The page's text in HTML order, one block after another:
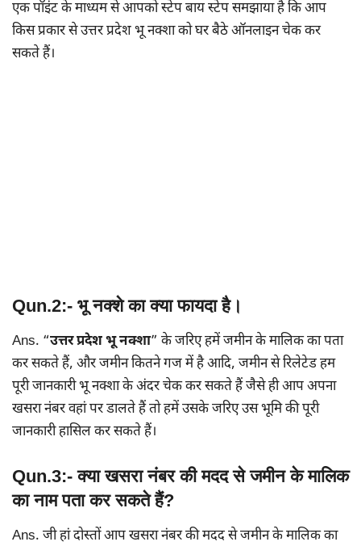
एक पॉइंट के माध्यम से आपको स्टेप बाय स्टेप समझाया है कि आप
किस प्रकार से उत्तर प्रदेश भू नक्शा को घर बैठे ऑनलाइन चेक कर
सकते हैं।
Qun.2:- भू नक्शे का क्या फायदा है।
Ans. “उत्तर प्रदेश भू नक्शा” के जरिए हमें जमीन के मालिक का पता
कर सकते हैं, और जमीन कितने गज में है आदि, जमीन से रिलेटेड हम
पूरी जानकारी भू नक्शा के अंदर चेक कर सकते हैं जैसे ही आप अपना
खसरा नंबर वहां पर डालते हैं तो हमें उसके जरिए उस भूमि की पूरी
जानकारी हासिल कर सकते हैं।
Qun.3:- क्या खसरा नंबर की मदद से जमीन के मालिक
का नाम पता कर सकते हैं?
Ans. जी हां दोस्तों आप खसरा नंबर की मदद से जमीन के मालिक का